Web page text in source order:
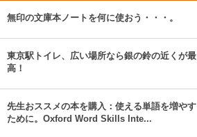
無印の文庫本ノートを何に使おう・・・。
東京駅トイレ、広い場所なら銀の鈴の近くが最
高！
先生おススメの本を購入：使える単語を増やす
ために。Oxford Word Skills Inte...